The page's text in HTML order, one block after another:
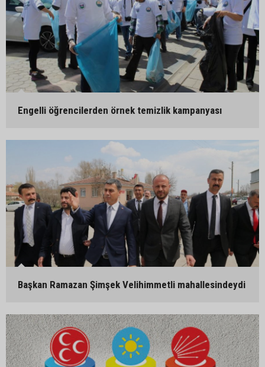
Engelli öğrencilerden örnek temizlik kampanyası
Başkan Ramazan Şimşek Velihimmetli mahallesindeydi